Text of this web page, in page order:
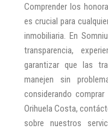
Comprender los
es crucial para
inmobiliaria. En
transparencia,
garantizar que las
manejen sin
considerando
Orihuela Costa,
sobre nuestros